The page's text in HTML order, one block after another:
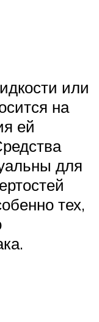
или
на
ей
для
тех,